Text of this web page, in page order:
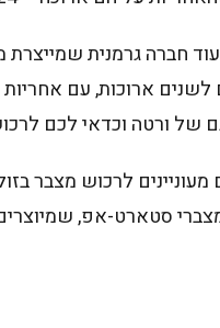
חברה גרמנית
של ורטה וכדאי לכם
לרכוש מצבר